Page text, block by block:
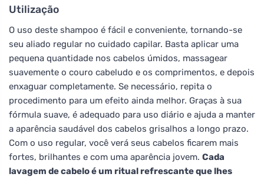
Utilização
O uso deste shampoo é fácil e conveniente, tornando-se
seu aliado regular no cuidado capilar. Basta aplicar uma
pequena quantidade nos cabelos úmidos, massagear
suavemente o couro cabeludo e os comprimentos, e depois
enxaguar completamente. Se necessário, repita o
procedimento para um efeito ainda melhor. Graças à sua
fórmula suave, é adequado para uso diário e ajuda a manter
a aparência saudável dos cabelos grisalhos a longo prazo.
Com o uso regular, você verá seus cabelos ficarem mais
fortes, brilhantes e com uma aparência jovem. Cada
lavagem de cabelo é um ritual refrescante que lhes